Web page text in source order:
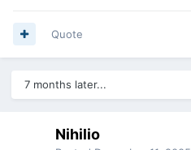
Quote
7 months later...
Nihilio